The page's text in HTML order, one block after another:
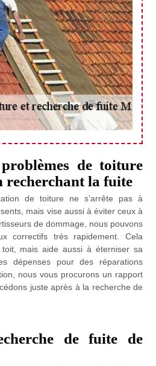
de toiture
recherchant la fuite
de toiture ne s’arrête pas à
mais vise aussi à éviter ceux à
de dommage, nous pouvons
correctifs très rapidement. Cela
toit, mais aide aussi à éterniser sa
dépenses pour des réparations
nous vous procurons un rapport
juste après à la recherche de
de fuite de